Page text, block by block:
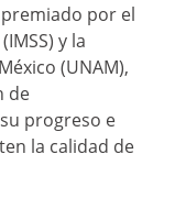
por el
y la
(UNAM),
de
progreso e
la calidad de